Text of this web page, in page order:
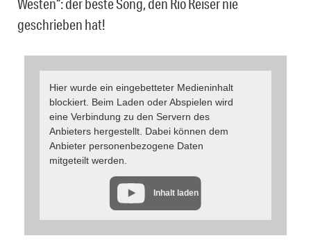
Westen“: der beste Song, den Rio Reiser nie
geschrieben hat!
Hier wurde ein eingebetteter Medieninhalt
blockiert. Beim Laden oder Abspielen wird
eine Verbindung zu den Servern des
Anbieters hergestellt. Dabei können dem
Anbieter personenbezogene Daten
mitgeteilt werden.
Inhalt laden